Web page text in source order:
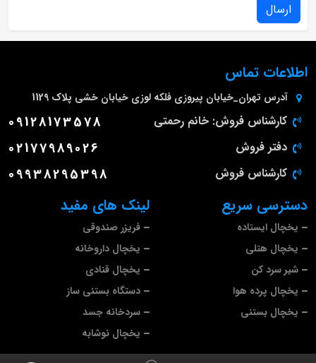
ارسال
لینک های مفید
فریزر صندوقی
یخچال داروخانه
یخچال قنادی
دستگاه بستنی ساز
سردخانه جسد
یخچال نوشابه
دسترسی سریع
یخچال ایستاده
یخچال هتلی
شیر سرد کن
یخچال پرده هوا
یخچال بستنی
اطلاعات تماس
آدرس تهران_خیابان پیروزی فلکه لوزی خیابان خشی پلاک 1129
کارشناس فروش: خانم رحمتی 09128173578
دفتر فروش 02177989026
کارشناس فروش 09938295398